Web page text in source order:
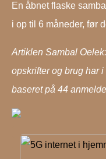
En åbnet flaske
i op til 6 måneder, før
Artiklen Sambal
opskrifter og brug har
baseret på 44